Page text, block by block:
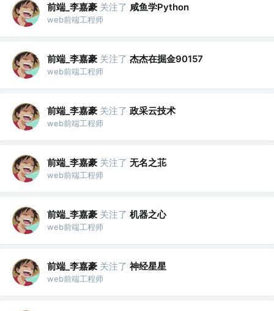
前端_李嘉豪 关注了 咸鱼学Python
web前端工程师
前端_李嘉豪 关注了 杰杰在掘金90157
web前端工程师
前端_李嘉豪 关注了 政采云技术
web前端工程师
前端_李嘉豪 关注了 无名之苝
web前端工程师
前端_李嘉豪 关注了 机器之心
web前端工程师
前端_李嘉豪 关注了 神经星星
web前端工程师